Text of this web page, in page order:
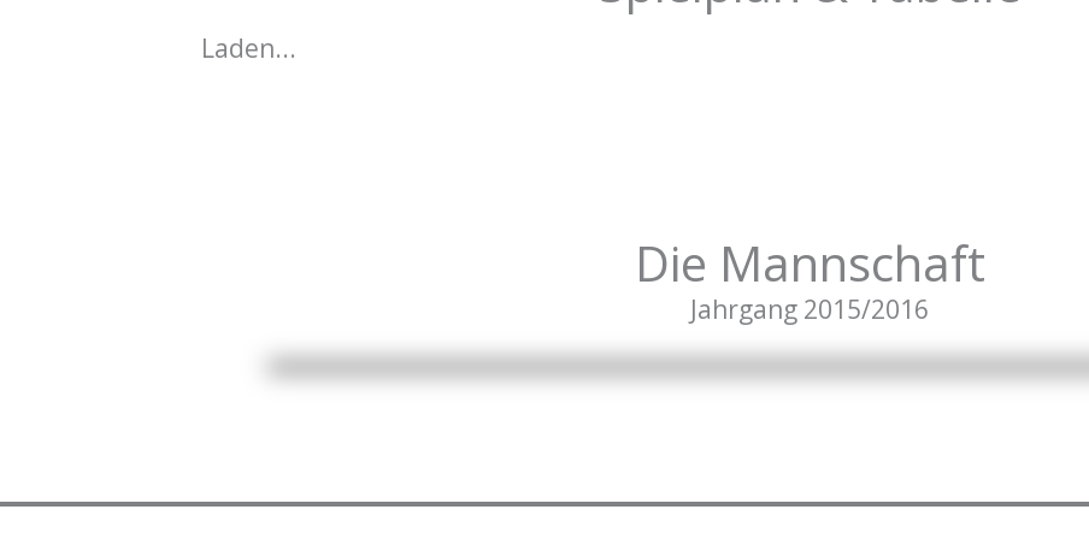
Laden...
Die Mannschaft
Jahrgang 2015/2016